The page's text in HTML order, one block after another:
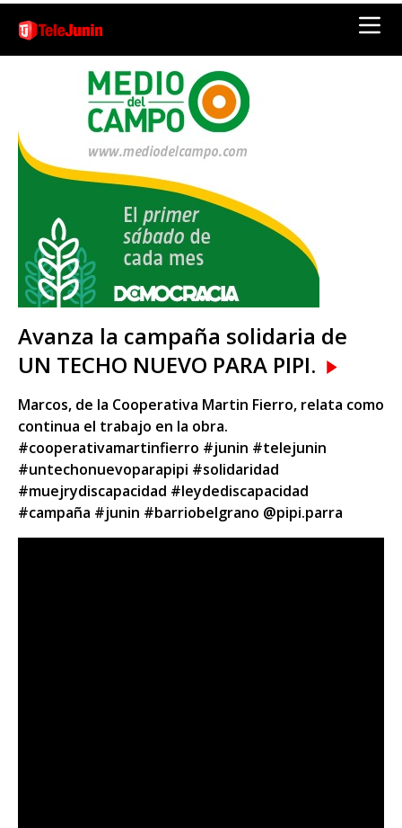
Avanza la campaña solidaria de
UN TECHO NUEVO PARA PIPI.
Marcos, de la Cooperativa Martin Fierro, relata como
continua el trabajo en la obra.
#cooperativamartinfierro #junin #telejunin
#untechonuevoparapipi #solidaridad
#muejrydiscapacidad #leydediscapacidad
#campaña #junin #barriobelgrano @pipi.parra